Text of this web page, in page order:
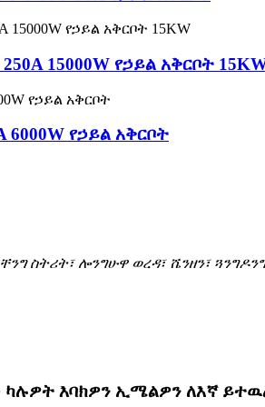
15000W የኃይል አቅርቦት
የኃይል አቅርቦት
ስትሪት፣ ሎንግሁዋ ወረዳ፣ ሼንዘን፣
እባክዎን ኢሜልዎን ለእኛ